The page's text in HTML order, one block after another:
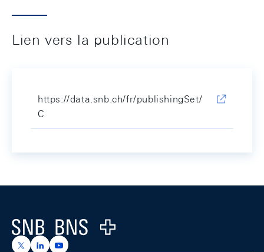
Lien vers la publication
https://data.snb.ch/fr/publishingSet/
C
Logo
https://x.com/snb_bns
https://ch.linkedin.com/company/swiss-national-
https://www.youtube.com/@swissnationalbank